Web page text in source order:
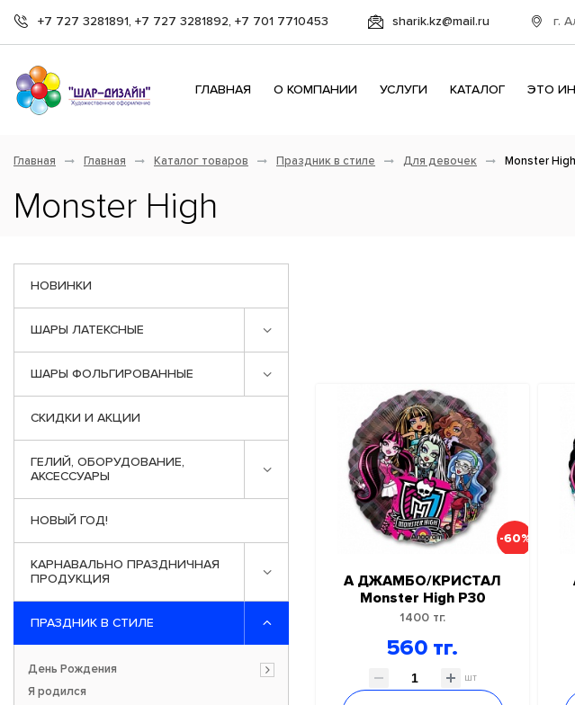
+7 727 3281891, +7 727 3281892, +7 701 7710453 sharik.kz@mail.ru г.
ГЛАВНАЯ О КОМПАНИИ УСЛУГИ КАТАЛОГ ЭТО
Главная Главная Каталог товаров Праздник в стиле Для девочек Monster High
Monster High
НОВИНКИ
ШАРЫ ЛАТЕКСНЫЕ
ШАРЫ ФОЛЬГИРОВАННЫЕ
СКИДКИ И АКЦИИ
ГЕЛИЙ, ОБОРУДОВАНИЕ,
АКСЕССУАРЫ
НОВЫЙ ГОД!
КАРНАВАЛЬНО ПРАЗДНИЧНАЯ
ПРОДУКЦИЯ
ПРАЗДНИК В СТИЛЕ
День Рождения
Я родился
-60%
А ДЖАМБО/КРИСТАЛ
Monster High Р30
1400 тг.
560 тг.
шт